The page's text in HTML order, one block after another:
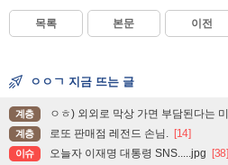
목록 본문 이전
ㅇㅇㄱ 지금 뜨는 글
계층 ㅇㅎ) 외외로 막상 가면 부담된다는
계층 로또 판매점 레전드 손님. [14]
이슈 오늘자 이재명 대통령 SNS.....jpg [38]